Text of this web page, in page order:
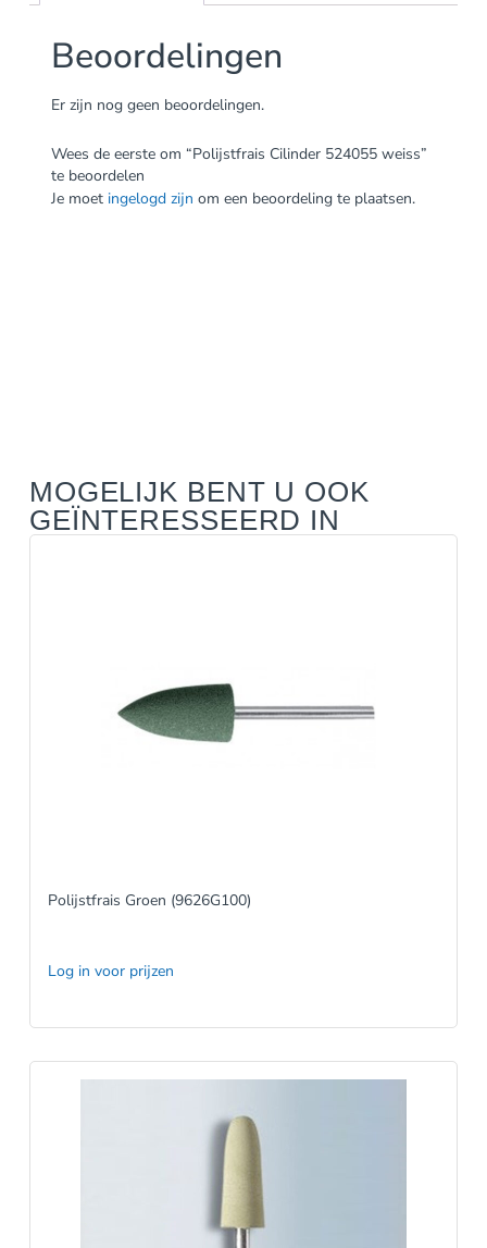
Beoordelingen
Er zijn nog geen beoordelingen.
Wees de eerste om “Polijstfrais Cilinder 524055 weiss”
te beoordelen
Je moet ingelogd zijn om een beoordeling te plaatsen.
MOGELIJK BENT U OOK
GEÏNTERESSEERD IN
Polijstfrais Groen (9626G100)
Log in voor prijzen